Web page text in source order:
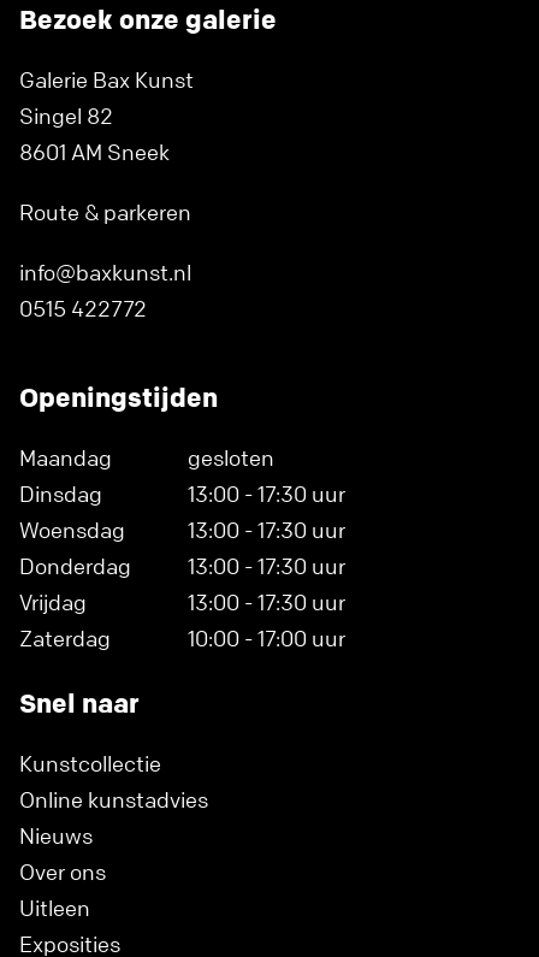
Bezoek onze galerie
Galerie Bax Kunst
Singel 82
8601 AM Sneek
Route & parkeren
info@baxkunst.nl
0515 422772
Openingstijden
Maandag
gesloten
Dinsdag
13:00 - 17:30 uur
Woensdag
13:00 - 17:30 uur
Donderdag
13:00 - 17:30 uur
Vrijdag
13:00 - 17:30 uur
Zaterdag
10:00 - 17:00 uur
Snel naar
Kunstcollectie
Online kunstadvies
Nieuws
Over ons
Uitleen
Exposities